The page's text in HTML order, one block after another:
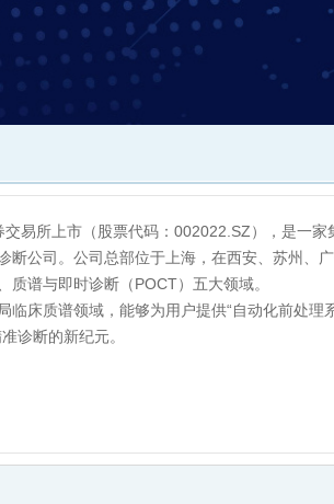
易所上市（股票代码：002022.SZ），是一
断公司。公司总部位于上海，在西安、苏州、
谱与即时诊断（POCT）五大领域。
临床质谱领域，能够为用户提供“自动化前处理
诊断的新纪元。